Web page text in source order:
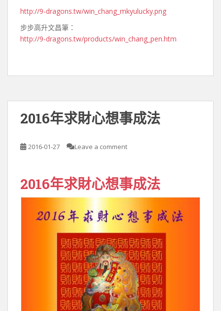
http://9-dragons.tw/win_chang_mkyulucky.png
步步高升文昌筆：
http://9-dragons.tw/products/win_chang_pen.htm
2016年求財心想事成法
2016-01-27 Leave a comment
2016年求財心想事成法